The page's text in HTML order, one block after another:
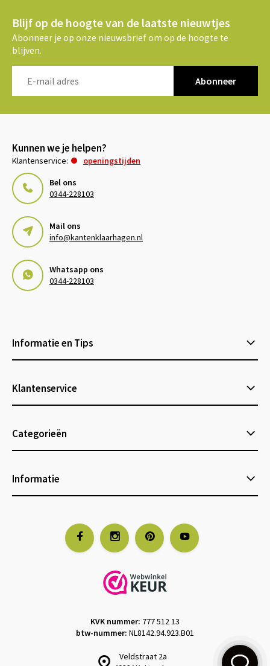
Blijf op de hoogte van de laatste nieuwtjes
Abonneer je op onze nieuwsbrief om op de hoogte te
blijven.
Abonneer
Kunnen we je helpen?
Klantenservice:
openingstijden
Bel ons
0344-228103
Mail ons
info@kantenklaarhagen.nl
Whatsapp ons
0344-228103
Informatie en Tips
Klantenservice
Categorieën
Informatie
Veldstraat 2a
KVK nummer: 777 512 13
btw-nummer: NL8142.94.923.B01